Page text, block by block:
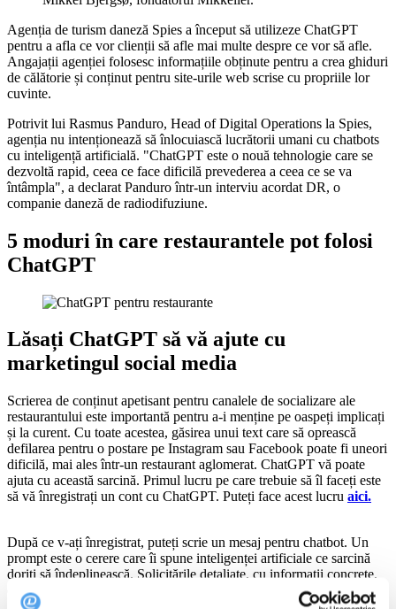
Agenția de turism daneză Spies a început să utilizeze ChatGPT
pentru a afla ce vor clienții să afle mai multe despre ce vor să afle.
Angajații agenției folosesc informațiile obținute pentru a crea ghiduri
de călătorie și conținut pentru site-urile web scrise cu propriile lor
cuvinte.
Potrivit lui Rasmus Panduro, Head of Digital Operations la Spies,
agenția nu intenționează să înlocuiască lucrătorii umani cu chatbots
cu inteligență artificială. "ChatGPT este o nouă tehnologie care se
dezvoltă rapid, ceea ce face dificilă prevederea a ceea ce se va
întâmpla", a declarat Panduro într-un interviu acordat DR, o
companie daneză de radiodifuziune.
5 moduri în care restaurantele pot folosi
ChatGPT
Lăsați ChatGPT să vă ajute cu
marketingul social media
Scrierea de conținut apetisant pentru canalele de socializare ale
restaurantului este importantă pentru a-i menține pe oaspeți implicați
și la curent. Cu toate acestea, găsirea unui text care să oprească
defilarea pentru o postare pe Instagram sau Facebook poate fi uneori
dificilă, mai ales într-un restaurant aglomerat. ChatGPT vă poate
ajuta cu această sarcină. Primul lucru pe care trebuie să îl faceți este
să vă înregistrați un cont cu ChatGPT. Puteți face acest lucru aici.
După ce v-ați înregistrat, puteți scrie un mesaj pentru chatbot. Un
prompt este o cerere care îi spune inteligenței artificiale ce sarcină
doriți să îndeplinească. Solicitările detaliate, cu informații concrete,
dau cele mai bune rezultate.